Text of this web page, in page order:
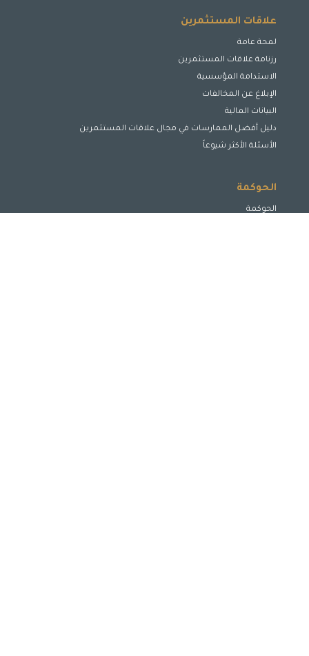
علاقات المستثمرين
لمحة عامة
رزنامة علاقات المستثمرين
الاستدامة المؤسسية
الإبلاغ عن المخالفات
البيانات المالية
دليل أفضل الممارسات في مجال علاقات المستثمرين
الأسئلة الأكثر شيوعاً
الحوكمة
الحوكمة